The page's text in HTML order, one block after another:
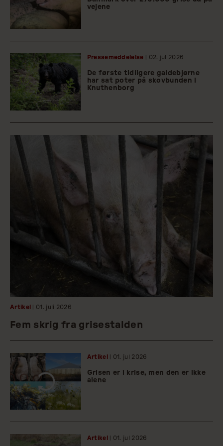
vejene
Pressemeddelelse | 02. jul 2026
De første tidligere galdebjørne
har sat poter på skovbunden i
Knuthenborg
Artikel | 01. juli 2026
Fem skrig fra grisestalden
Artikel | 01. jul 2026
Grisen er i krise, men den er ikke
alene
Artikel | 01. jul 2026